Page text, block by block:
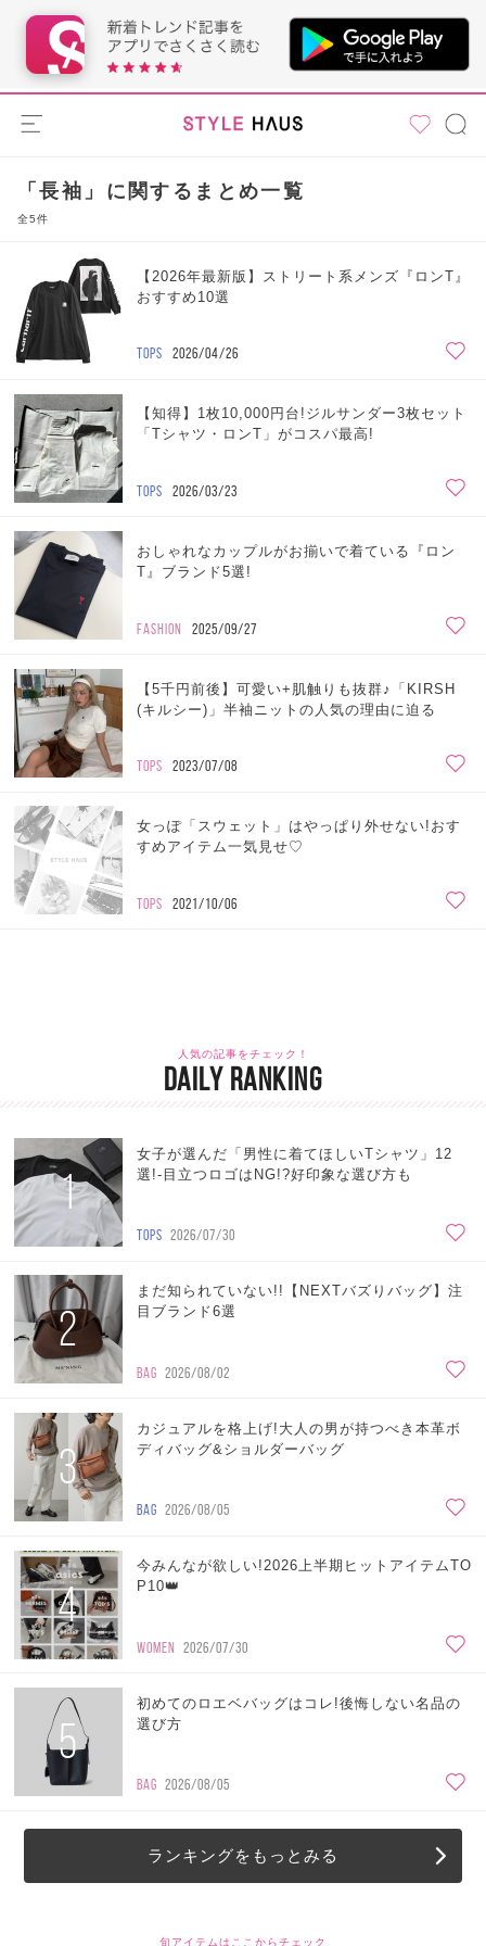
「長袖」に関するまとめ一覧
全5件
【2026年最新版】ストリート系メンズ『ロンT』
おすすめ10選
TOPS 2026/04/26
【知得】1枚10,000円台!ジルサンダー3枚セット
「Tシャツ・ロンT」がコスパ最高!
TOPS 2026/03/23
おしゃれなカップルがお揃いで着ている『ロン
T』ブランド5選!
FASHION 2025/09/27
【5千円前後】可愛い+肌触りも抜群♪「KIRSH
(キルシー)」半袖ニットの人気の理由に迫る
TOPS 2023/07/08
女っぽ「スウェット」はやっぱり外せない!おす
すめアイテム一気見せ♡
TOPS 2021/10/06
人気の記事をチェック！
DAILY RANKING
1
女子が選んだ「男性に着てほしいTシャツ」12
選!-目立つロゴはNG!?好印象な選び方も
TOPS 2026/07/30
2
まだ知られていない!!【NEXTバズりバッグ】注
目ブランド6選
BAG 2026/08/02
3
カジュアルを格上げ!大人の男が持つべき本革ボ
ディバッグ&ショルダーバッグ
BAG 2026/08/05
4
今みんなが欲しい!2026上半期ヒットアイテムTO
P10👑
WOMEN 2026/07/30
5
初めてのロエベバッグはコレ!後悔しない名品の
選び方
BAG 2026/08/05
ランキングをもっとみる
旬アイテムはここからチェック